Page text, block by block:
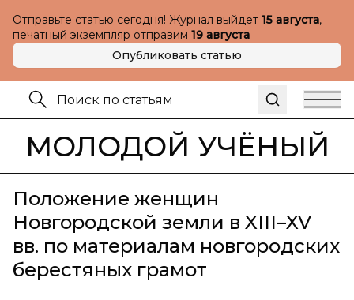
Отправьте статью сегодня! Журнал выйдет 15 августа,
печатный экземпляр отправим 19 августа
Опубликовать статью
МОЛОДОЙ УЧЁНЫЙ
Положение женщин
Новгородской земли в XIII–XV
вв. по материалам новгородских
берестяных грамот